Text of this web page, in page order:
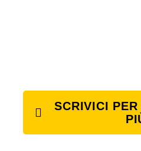
SCRIVICI